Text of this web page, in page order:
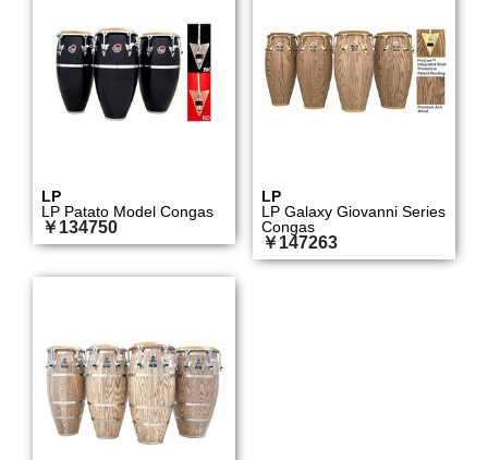
LP
LP Patato Model Congas
￥134750
LP
LP Galaxy Giovanni Series
Congas
￥147263